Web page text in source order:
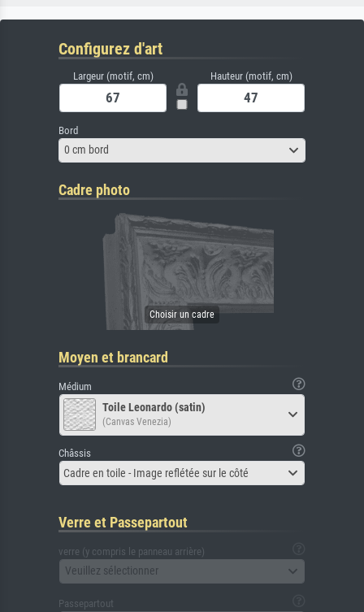
Configurez d'art
Largeur (motif, cm) Hauteur (motif, cm)
Bord
0 cm bord
Cadre photo
Moyen et brancard
Médium
Toile Leonardo (satin)
(Canvas Venezia)
Châssis
Cadre en toile - Image reflétée sur le côté
Verre et Passepartout
verre (y compris le panneau arrière)
Veuillez sélectionner
Passepartout